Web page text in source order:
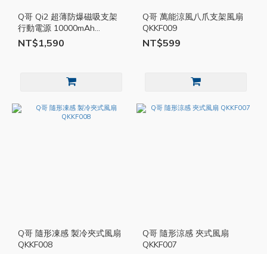
Q哥 Qi2 超薄防爆磁吸支架
行動電源 10000mAh
QKKP021
NT$1,590
Q哥 萬能涼風八爪支架風扇
QKKF009
NT$599
Q哥 隨形凍感 製冷夾式風扇
QKKF008
Q哥 隨形涼感 夾式風扇
QKKF007